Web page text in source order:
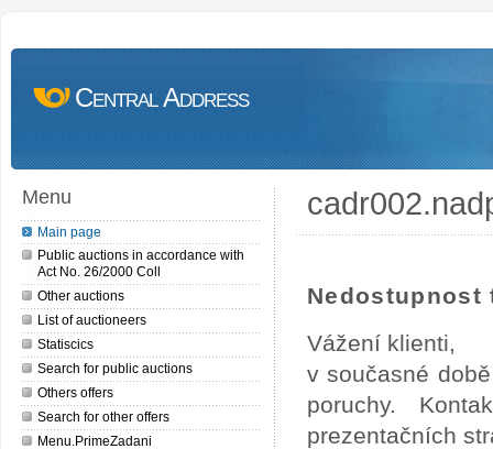
Central Address
Menu
Main page
Public auctions in accordance with
Act No. 26/2000 Coll
Other auctions
List of auctioneers
Statiscics
Search for public auctions
Others offers
Search for other offers
Menu.PrimeZadani
Nedostupnost
Vážení klienti,
v současné
poruchy.
prezentačních